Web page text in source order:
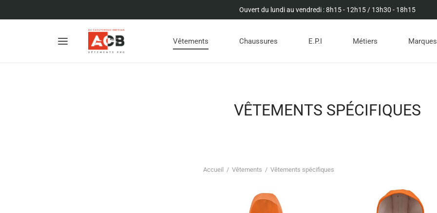
Ouvert du lundi au vendredi : 8h15 - 12h15 / 13h30 - 18h15
Vêtements Chaussures E.P.I Métiers Marques
VÊTEMENTS SPÉCIFIQUES
Accueil / Vêtements / Vêtements spécifiques